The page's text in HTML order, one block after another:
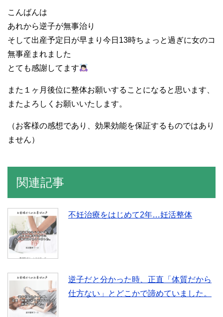
こんばんは
あれから逆子が無事治り
そして出産予定日が早まり今日13時ちょっと過ぎに女のコ
無事産まれました
とても感謝してます
また１ヶ月後位に整体お願いすることになると思います、
またよろしくお願いいたします。
（お客様の感想であり、効果効能を保証するものではあり
ません）
関連記事
不妊治療をはじめて2年…妊活整体
逆子だと分かった時、正直「体質だから
仕方ない」とどこかで諦めていました。